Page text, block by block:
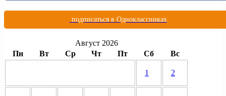
подписаться в Одноклассниках
Август 2026
Пн
Вт Ср Чт Пт Сб Вс
1 2